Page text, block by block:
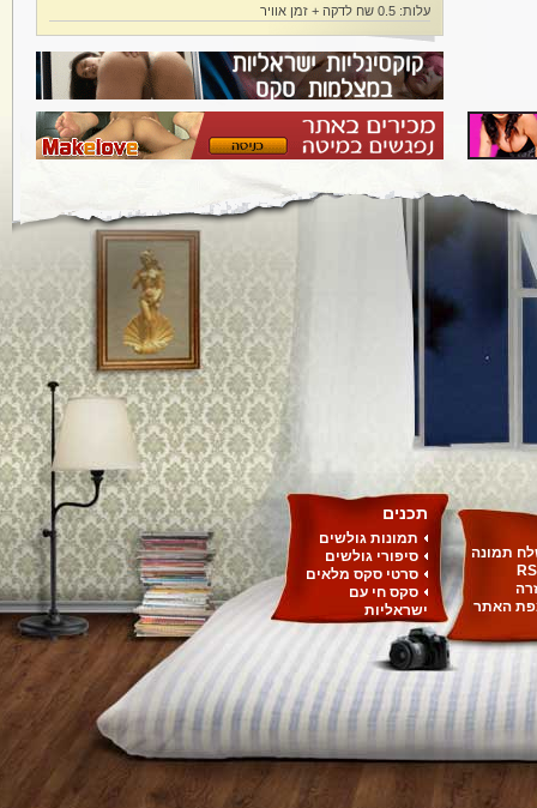
עלות: 0.5 שח לדקה + זמן אוויר
תמונה
האתר
תכנים
תמונות גולשים
סיפורי גולשים
סרטי סקס מלאים
סקס חי עם
ישראליות